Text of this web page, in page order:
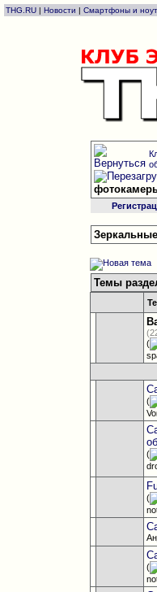
THG.RU | Новости | Смартфоны и
Темы
(
(
(
(
(